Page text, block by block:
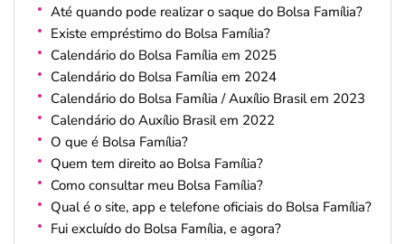
Até quando pode realizar o saque do Bolsa Família?
Existe empréstimo do Bolsa Família?
Calendário do Bolsa Família em 2025
Calendário do Bolsa Família em 2024
Calendário do Bolsa Família / Auxílio Brasil em 2023
Calendário do Auxílio Brasil em 2022
O que é Bolsa Família?
Quem tem direito ao Bolsa Família?
Como consultar meu Bolsa Família?
Qual é o site, app e telefone oficiais do Bolsa Família?
Fui excluído do Bolsa Família, e agora?